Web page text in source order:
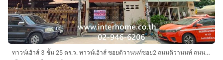
ทาวน์เฮ้าส์ 3 ชั้น 25 ตร.ว. ทาวน์เฮ้าส์ ซอยติวานนท์ซอย2 ถนนติวานนท์ ถนนงามวงศ์วาน เมืองนนทบุรี นนทบุรี